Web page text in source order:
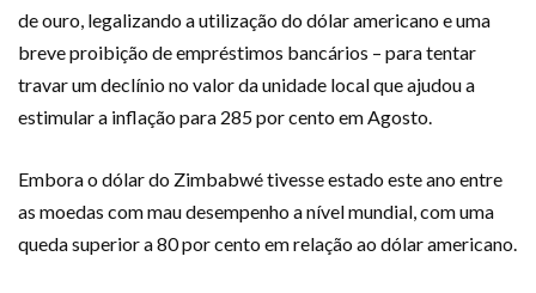
de ouro, legalizando a utilização do dólar americano e uma
breve proibição de empréstimos bancários – para tentar
travar um declínio no valor da unidade local que ajudou a
estimular a inflação para 285 por cento em Agosto.
Embora o dólar do Zimbabwé tivesse estado este ano entre
as moedas com mau desempenho a nível mundial, com uma
queda superior a 80 por cento em relação ao dólar americano.